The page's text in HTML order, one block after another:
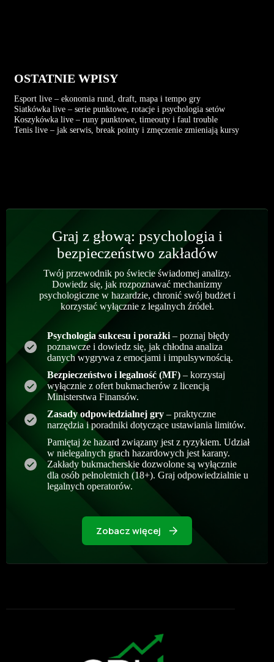
OSTATNIE WPISY
Esport live – ekonomia rund, draft, mapa i tempo gry
Siatkówka live – serie punktowe, rotacje i psychologia setów
Koszykówka live – runy punktowe, timeouty i faul trouble
Tenis live – jak serwis, break pointy i zmęczenie zmieniają kursy
Graj z głową: psychologia i
bezpieczeństwo zakładów
Twój przewodnik po świecie świadomej analizy.
Dowiedz się, jak rozpoznawać mechanizmy
psychologiczne w hazardzie, chronić swój budżet i
korzystać wyłącznie z legalnych źródeł.
Psychologia sukcesu i porażki – poznaj błędy
poznawcze i dowiedz się, jak chłodna analiza
danych wygrywa z emocjami i impulsywnością.
Bezpieczeństwo i legalność (MF) – korzystaj
wyłącznie z ofert bukmacherów z licencją
Ministerstwa Finansów.
Zasady odpowiedzialnej gry – praktyczne
narzędzia i poradniki dotyczące ustawiania limitów.
Pamiętaj że hazard związany jest z ryzykiem. Udział
w nielegalnych grach hazardowych jest karany.
Zakłady bukmacherskie dozwolone są wyłącznie
dla osób pełnoletnich (18+). Graj odpowiedzialnie u
legalnych operatorów.
Zobacz więcej